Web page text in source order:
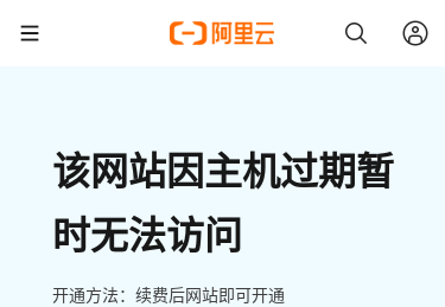
该网站因主机过期暂
时无法访问
开通方法：续费后网站即可开通